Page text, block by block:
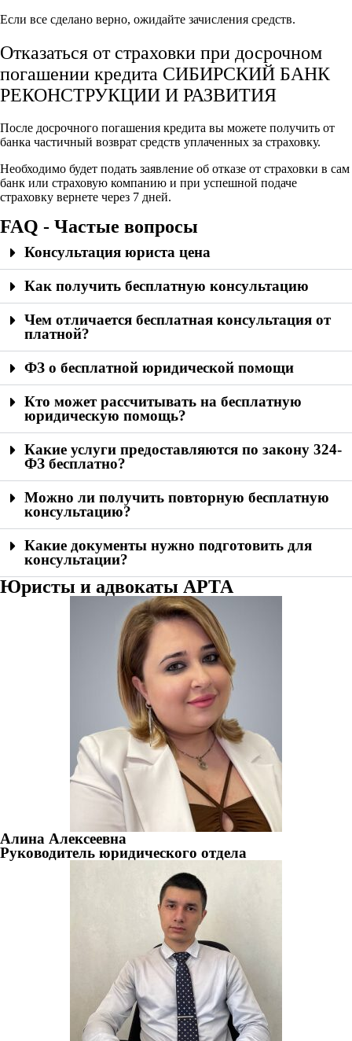
Если все сделано верно, ожидайте зачисления средств.
Отказаться от страховки при досрочном
погашении кредита СИБИРСКИЙ БАНК
РЕКОНСТРУКЦИИ И РАЗВИТИЯ
После досрочного погашения кредита вы можете получить от
банка частичный возврат средств уплаченных за страховку.
Необходимо будет подать заявление об отказе от страховки в сам
банк или страховую компанию и при успешной подаче
страховку вернете через 7 дней.
FAQ - Частые вопросы
Консультация юриста цена
Как получить бесплатную консультацию
Чем отличается бесплатная консультация от
платной?
ФЗ о бесплатной юридической помощи
Кто может рассчитывать на бесплатную
юридическую помощь?
Какие услуги предоставляются по закону 324-
ФЗ бесплатно?
Можно ли получить повторную бесплатную
консультацию?
Какие документы нужно подготовить для
консультации?
Юристы и адвокаты АРТА
Алина Алексеевна
Руководитель юридического отдела